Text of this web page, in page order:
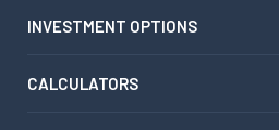
INVESTMENT OPTIONS
CALCULATORS